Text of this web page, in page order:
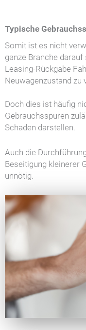
Typische
Somit ist es nicht
ganze Branche
Leasing-Rückgabe
Neuwagenzustand zu
Doch dies ist häufig
Gebrauchsspuren
Schaden darstellen.
Auch die
Beseitigung kleinerer
unnötig.